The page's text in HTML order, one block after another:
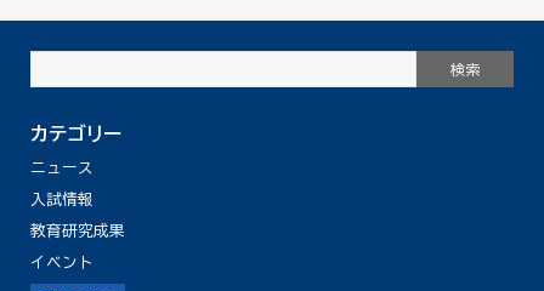
カテゴリー
ニュース
入試情報
教育研究成果
イベント